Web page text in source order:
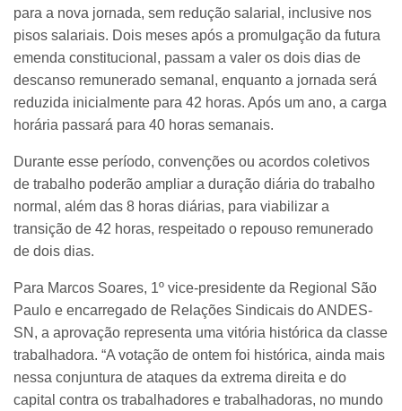
para a nova jornada, sem redução salarial, inclusive nos
pisos salariais. Dois meses após a promulgação da futura
emenda constitucional, passam a valer os dois dias de
descanso remunerado semanal, enquanto a jornada será
reduzida inicialmente para 42 horas. Após um ano, a carga
horária passará para 40 horas semanais.
Durante esse período, convenções ou acordos coletivos
de trabalho poderão ampliar a duração diária do trabalho
normal, além das 8 horas diárias, para viabilizar a
transição de 42 horas, respeitado o repouso remunerado
de dois dias.
Para Marcos Soares, 1º vice-presidente da Regional São
Paulo e encarregado de Relações Sindicais do ANDES-
SN, a aprovação representa uma vitória histórica da classe
trabalhadora. “A votação de ontem foi histórica, ainda mais
nessa conjuntura de ataques da extrema direita e do
capital contra os trabalhadores e trabalhadoras, no mundo